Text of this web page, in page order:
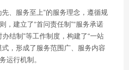
、服务至上”的服务理念，遵循规
，建立了“首问责任制”“服务承诺
办结制”等工作制度，构建了“一站
，形成了服务范围广、服务内容
运行机制。